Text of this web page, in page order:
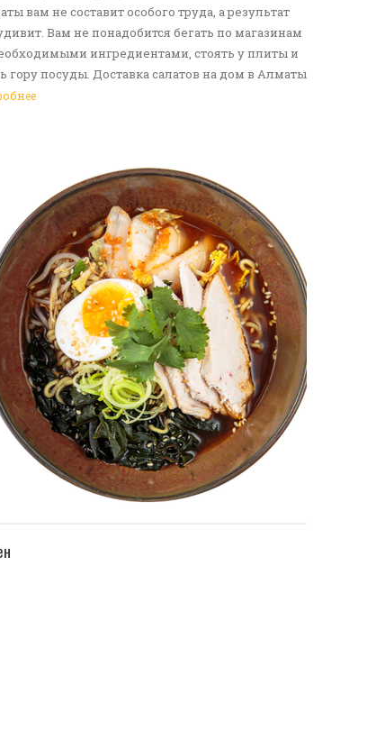
вам не составит особого труда, а результат
Вам не понадобится бегать по магазинам
ингредиентами, стоять у плиты и
гору посуды. Доставка салатов на дом в Алматы
отличным решение для вас и ваших родных,